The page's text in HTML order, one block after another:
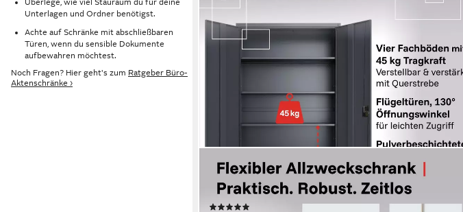
Überlege, wie viel Stauraum du für deine
Unterlagen und Ordner benötigst.
Achte auf Schränke mit abschließbaren
Türen, wenn du sensible Dokumente
aufbewahren möchtest.
Noch Fragen? Hier geht's zum Ratgeber Büro-
Aktenschränke ›
LAGERZWEI
Aktenschrank Mehrzweckschrank 195x100x50 cm (Set, 2-
St) abschließbar